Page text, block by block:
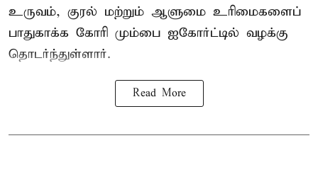
உருவம், குரல் மற்றும் ஆளுமை உரிமைகளைப்
பாதுகாக்க கோரி மும்பை ஐகோர்ட்டில் வழக்கு
தொடர்ந்துள்ளார்.
Read More